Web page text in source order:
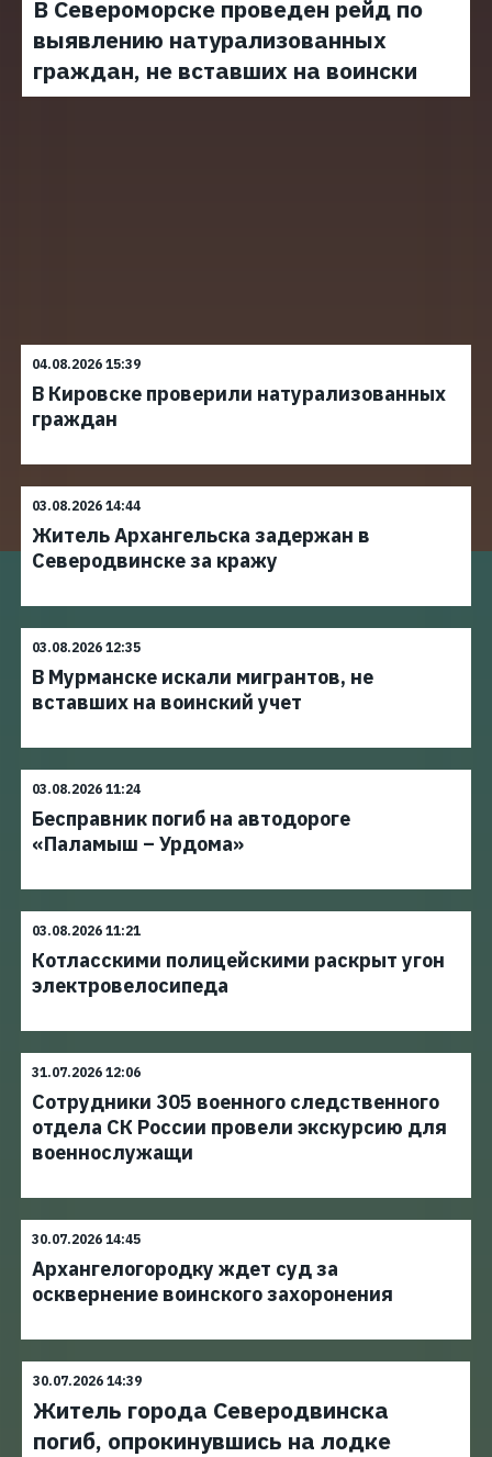
В Североморске проведен рейд по
выявлению натурализованных
граждан, не вставших на воински
04.08.2026 15:39
В Кировске проверили натурализованных
граждан
03.08.2026 14:44
Житель Архангельска задержан в
Северодвинске за кражу
03.08.2026 12:35
В Мурманске искали мигрантов, не
вставших на воинский учет
03.08.2026 11:24
Бесправник погиб на автодороге
«Паламыш – Урдома»
03.08.2026 11:21
Котласскими полицейскими раскрыт угон
электровелосипеда
31.07.2026 12:06
Сотрудники 305 военного следственного
отдела СК России провели экскурсию для
военнослужащи
30.07.2026 14:45
Архангелогородку ждет суд за
осквернение воинского захоронения
30.07.2026 14:39
Житель города Северодвинска
погиб, опрокинувшись на лодке